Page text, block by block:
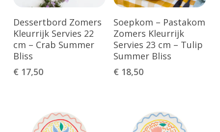
Toevoegen Aan
Winkelwagen
Dessertbord Zomers
Kleurrijk Servies 22
cm – Crab Summer
Bliss
€ 17,50
Toevoegen Aan
Winkelwagen
Soepkom – Pastakom
Zomers Kleurrijk
Servies 23 cm – Tulip
Summer Bliss
€ 18,50